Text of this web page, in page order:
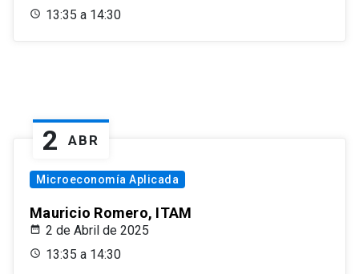
13:35 a 14:30
2 ABR
Microeconomía Aplicada
Mauricio Romero, ITAM
2 de Abril de 2025
13:35 a 14:30